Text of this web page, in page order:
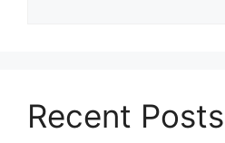
Recent Posts